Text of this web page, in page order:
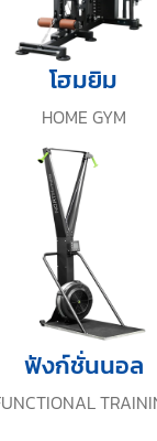
HOME GYM
โฮมยิม
ฟังก์ชั่นนอล